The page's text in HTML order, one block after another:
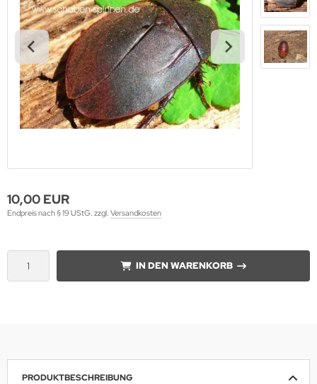
10,00 EUR
Endpreis nach § 19 UStG. zzgl. Versandkosten
IN DEN WARENKORB
PRODUKTBESCHREIBUNG